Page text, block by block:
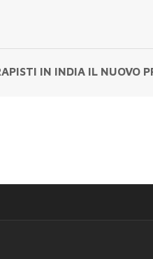
IN INDIA IL NUOVO